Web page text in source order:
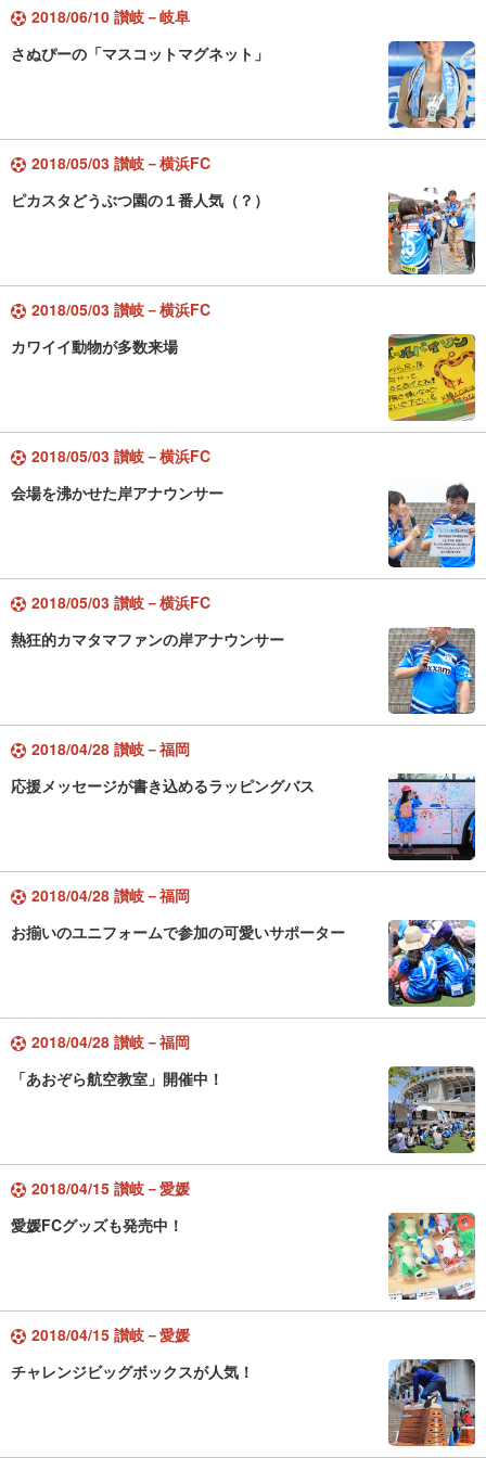
2018/06/10 讃岐－岐阜
さぬぴーの「マスコットマグネット」
2018/05/03 讃岐－横浜FC
ピカスタどうぶつ園の１番人気（？）
2018/05/03 讃岐－横浜FC
カワイイ動物が多数来場
2018/05/03 讃岐－横浜FC
会場を沸かせた岸アナウンサー
2018/05/03 讃岐－横浜FC
熱狂的カマタマファンの岸アナウンサー
2018/04/28 讃岐－福岡
応援メッセージが書き込めるラッピングバス
2018/04/28 讃岐－福岡
お揃いのユニフォームで参加の可愛いサポーター
2018/04/28 讃岐－福岡
「あおぞら航空教室」開催中！
2018/04/15 讃岐－愛媛
愛媛FCグッズも発売中！
2018/04/15 讃岐－愛媛
チャレンジビッグボックスが人気！